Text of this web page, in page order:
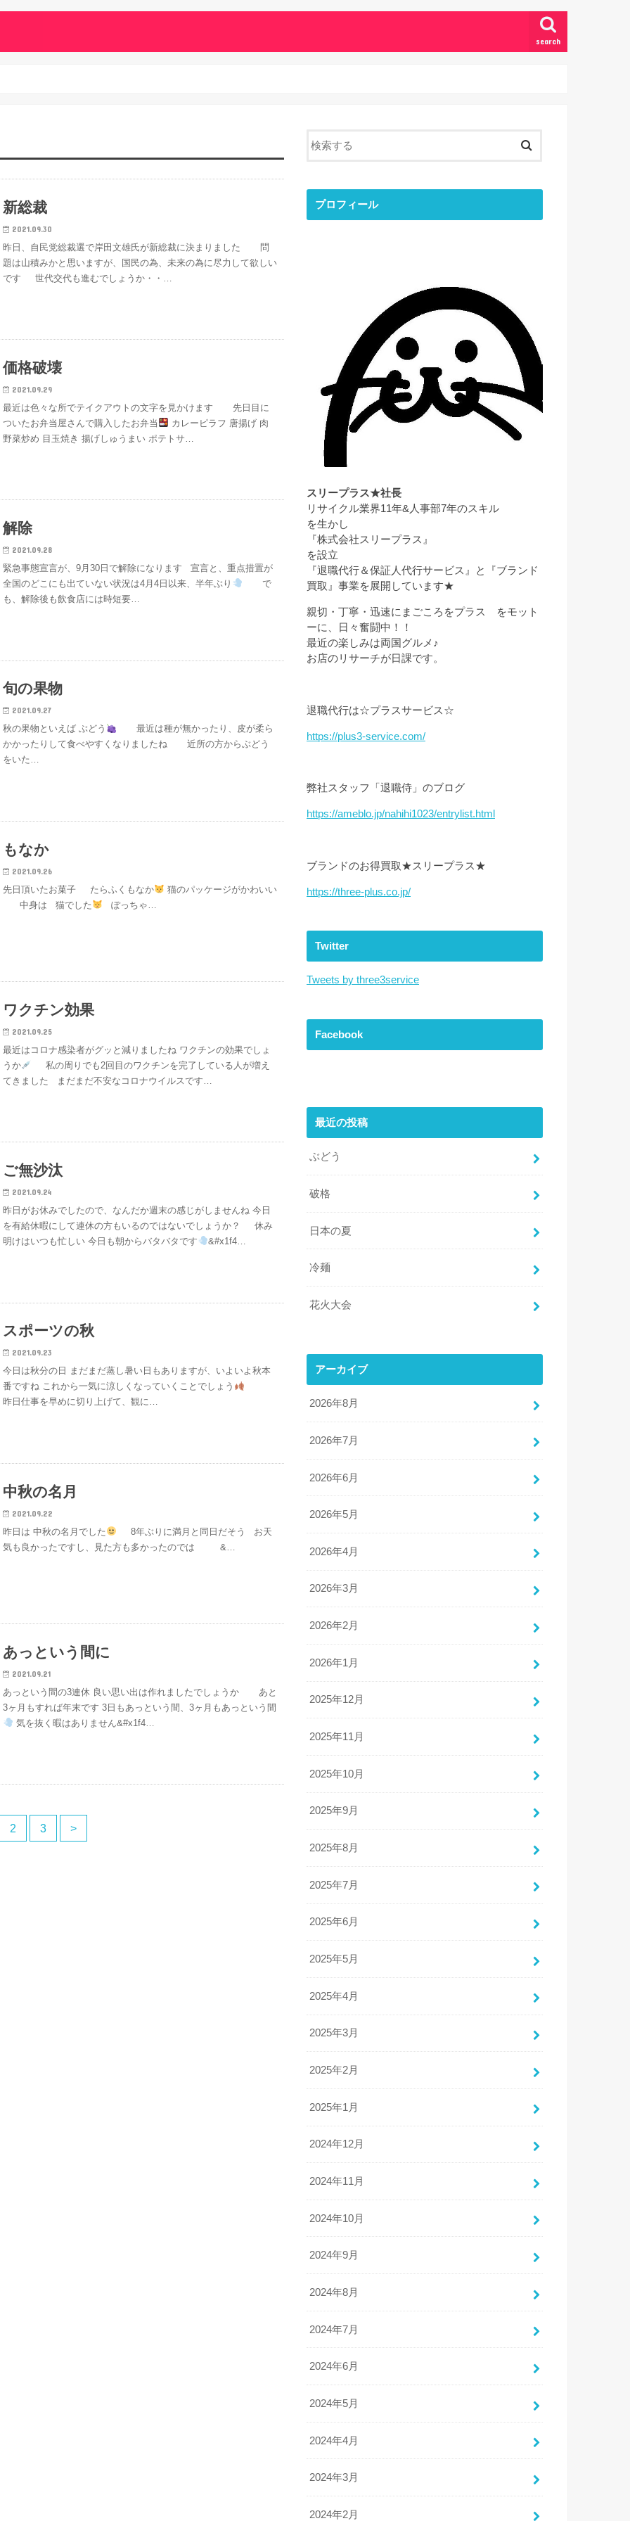
search
新総裁
2021.09.30
昨日、自民党総裁選で岸田文雄氏が新総裁に決まりました 問
題は山積みかと思いますが、国民の為、未来の為に尽力して欲しい
です 世代交代も進むでしょうか・・…
価格破壊
2021.09.29
最近は色々な所でテイクアウトの文字を見かけます 先日目に
ついたお弁当屋さんで購入したお弁当
カレーピラフ 唐揚げ 肉
野菜炒め 目玉焼き 揚げしゅうまい ポテトサ…
解除
2021.09.28
緊急事態宣言が、9月30日で解除になります 宣言と、重点措置が
全国のどこにも出ていない状況は4月4日以来、半年ぶり
で
も、解除後も飲食店には時短要…
旬の果物
2021.09.27
秋の果物といえば ぶどう
最近は種が無かったり、皮が柔ら
かかったりして食べやすくなりましたね 近所の方からぶどう
をいた…
もなか
2021.09.26
先日頂いたお菓子 たらふくもなか
猫のパッケージがかわいい
中身は 猫でした
ぽっちゃ…
ワクチン効果
2021.09.25
最近はコロナ感染者がグッと減りましたね ワクチンの効果でしょ
うか
私の周りでも2回目のワクチンを完了している人が増え
てきました まだまだ不安なコロナウイルスです…
ご無沙汰
2021.09.24
昨日がお休みでしたので、なんだか週末の感じがしませんね 今日
を有給休暇にして連休の方もいるのではないでしょうか？ 休み
明けはいつも忙しい 今日も朝からバタバタです
&#x1f4…
スポーツの秋
2021.09.23
今日は秋分の日 まだまだ蒸し暑い日もありますが、いよいよ秋本
番ですね これから一気に涼しくなっていくことでしょう
昨日仕事を早めに切り上げて、観に…
中秋の名月
2021.09.22
昨日は 中秋の名月でした
8年ぶりに満月と同日だそう お天
気も良かったですし、見た方も多かったのでは &…
あっという間に
2021.09.21
あっという間の3連休 良い思い出は作れましたでしょうか あと
3ヶ月もすれば年末です 3日もあっという間、3ヶ月もあっという間
気を抜く暇はありません&#x1f4…
2 3 >
プロフィール
スリープラス★社長
リサイクル業界11年&人事部7年のスキル
を生かし
『株式会社スリープラス』
を設立
『退職代行＆保証人代行サービス』と『ブランド
買取』事業を展開しています★
親切・丁寧・迅速にまごころをプラス をモット
ーに、日々奮闘中！！
最近の楽しみは両国グルメ♪
お店のリサーチが日課です。
退職代行は☆プラスサービス☆
https://plus3-service.com/
弊社スタッフ「退職侍」のブログ
https://ameblo.jp/nahihi1023/entrylist.html
ブランドのお得買取★スリープラス★
https://three-plus.co.jp/
Twitter
Tweets by three3service
Facebook
最近の投稿
ぶどう
破格
日本の夏
冷麺
花火大会
アーカイブ
2026年8月
2026年7月
2026年6月
2026年5月
2026年4月
2026年3月
2026年2月
2026年1月
2025年12月
2025年11月
2025年10月
2025年9月
2025年8月
2025年7月
2025年6月
2025年5月
2025年4月
2025年3月
2025年2月
2025年1月
2024年12月
2024年11月
2024年10月
2024年9月
2024年8月
2024年7月
2024年6月
2024年5月
2024年4月
2024年3月
2024年2月